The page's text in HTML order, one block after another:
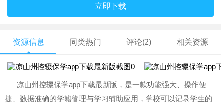
立即下载
资源信息 同类热门 评论(2) 相关资源
凉山州控辍保学app下载最新版，是一款功能强大、操作便
捷、数据准确的学籍管理与学习辅助应用，学校可以记录学生的